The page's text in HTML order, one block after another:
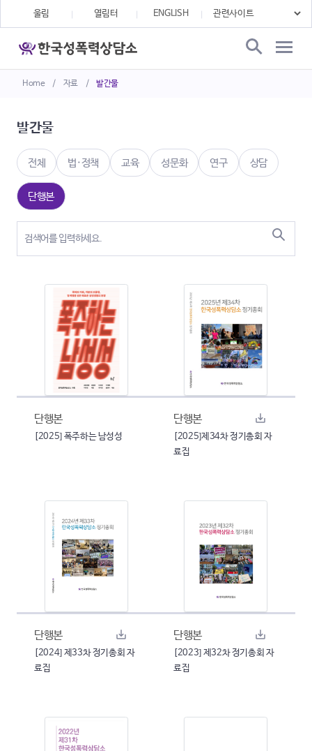
Home / 자료 / 발간물
울림 열림터 ENGLISH
발간물
전체 법·정책 교육 성문화 연구 상담
단행본
단행본
[2025] 폭주하는 남성성
단행본
[2025]제34차 정기총회 자
료집
단행본
[2024] 제33차 정기총회 자
료집
단행본
[2023] 제32차 정기총회 자
료집